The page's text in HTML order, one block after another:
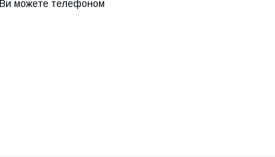
Ви можете телефоном